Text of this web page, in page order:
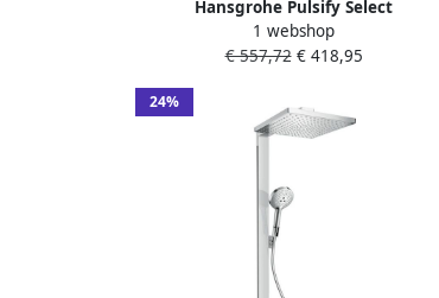
Hansgrohe Pulsify Select
douchethermostaat met showertablet
40cm mat zwart 24360670
1 webshop
€ 557,72€ 418,95
24%